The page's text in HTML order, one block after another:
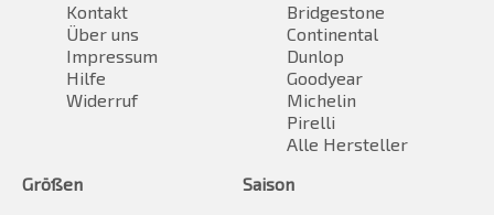
Kontakt
Über uns
Impressum
Hilfe
Widerruf
Bridgestone
Continental
Dunlop
Goodyear
Michelin
Pirelli
Alle Hersteller
Größen
Saison